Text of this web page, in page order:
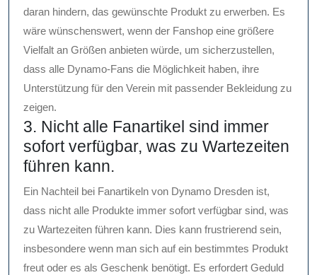
daran hindern, das gewünschte Produkt zu erwerben. Es
wäre wünschenswert, wenn der Fanshop eine größere
Vielfalt an Größen anbieten würde, um sicherzustellen,
dass alle Dynamo-Fans die Möglichkeit haben, ihre
Unterstützung für den Verein mit passender Bekleidung zu
zeigen.
3. Nicht alle Fanartikel sind immer
sofort verfügbar, was zu Wartezeiten
führen kann.
Ein Nachteil bei Fanartikeln von Dynamo Dresden ist,
dass nicht alle Produkte immer sofort verfügbar sind, was
zu Wartezeiten führen kann. Dies kann frustrierend sein,
insbesondere wenn man sich auf ein bestimmtes Produkt
freut oder es als Geschenk benötigt. Es erfordert Geduld